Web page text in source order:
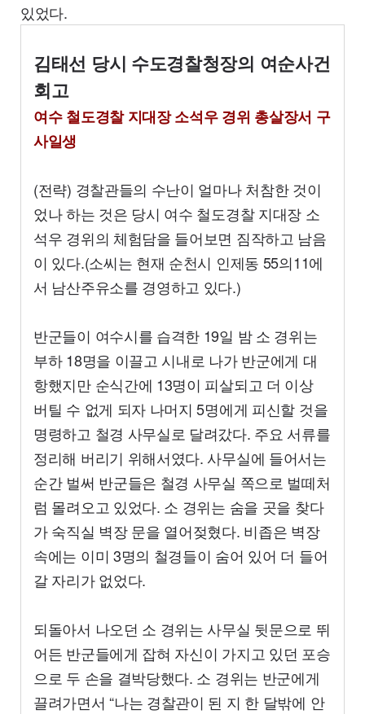
있었다.
김태선 당시 수도경찰청장의 여순사건
회고
여수 철도경찰 지대장 소석우 경위 총살장서 구
사일생
(전략) 경찰관들의 수난이 얼마나 처참한 것이
었나 하는 것은 당시 여수 철도경찰 지대장 소
석우 경위의 체험담을 들어보면 짐작하고 남음
이 있다.(소씨는 현재 순천시 인제동 55의11에
서 남산주유소를 경영하고 있다.)
반군들이 여수시를 습격한 19일 밤 소 경위는
부하 18명을 이끌고 시내로 나가 반군에게 대
항했지만 순식간에 13명이 피살되고 더 이상
버틸 수 없게 되자 나머지 5명에게 피신할 것을
명령하고 철경 사무실로 달려갔다. 주요 서류를
정리해 버리기 위해서였다. 사무실에 들어서는
순간 벌써 반군들은 철경 사무실 쪽으로 벌떼처
럼 몰려오고 있었다. 소 경위는 숨을 곳을 찾다
가 숙직실 벽장 문을 열어젖혔다. 비좁은 벽장
속에는 이미 3명의 철경들이 숨어 있어 더 들어
갈 자리가 없었다.
되돌아서 나오던 소 경위는 사무실 뒷문으로 뛰
어든 반군들에게 잡혀 자신이 가지고 있던 포승
으로 두 손을 결박당했다. 소 경위는 반군에게
끌려가면서 “나는 경찰관이 된 지 한 달밖에 안